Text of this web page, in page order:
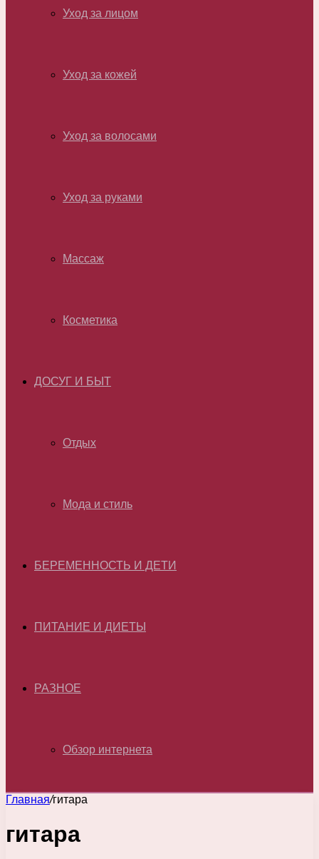
Уход за лицом
Уход за кожей
Уход за волосами
Уход за руками
Массаж
Косметика
ДОСУГ И БЫТ
Отдых
Мода и стиль
БЕРЕМЕННОСТЬ И ДЕТИ
ПИТАНИЕ И ДИЕТЫ
РАЗНОЕ
Обзор интернета
Главная/гитара
гитара